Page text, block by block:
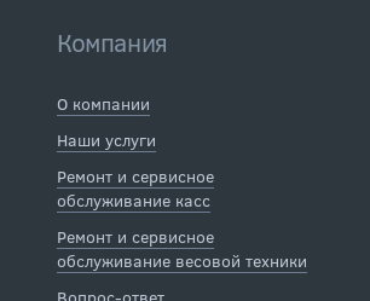
Компания
О компании
Наши услуги
Ремонт и сервисное
обслуживание касс
Ремонт и сервисное
обслуживание весовой техники